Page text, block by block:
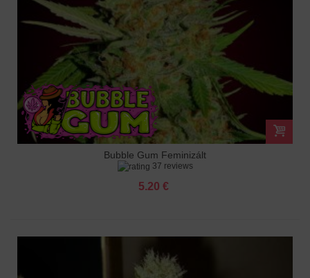
Bubble Gum Feminizált
37 reviews
5.20 €